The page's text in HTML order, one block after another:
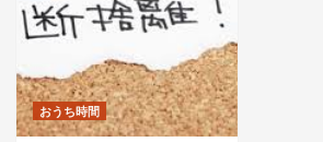
おうち時間